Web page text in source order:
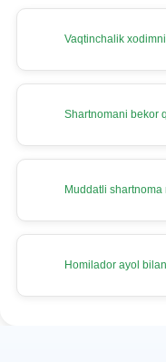
Vaqtinchalik
Shartnomani bekor
Muddatli
Homilador ayol